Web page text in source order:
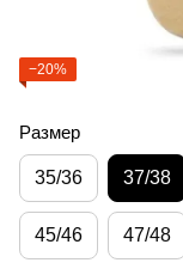
−20%
Размер
35/36 37/38
45/46 47/48